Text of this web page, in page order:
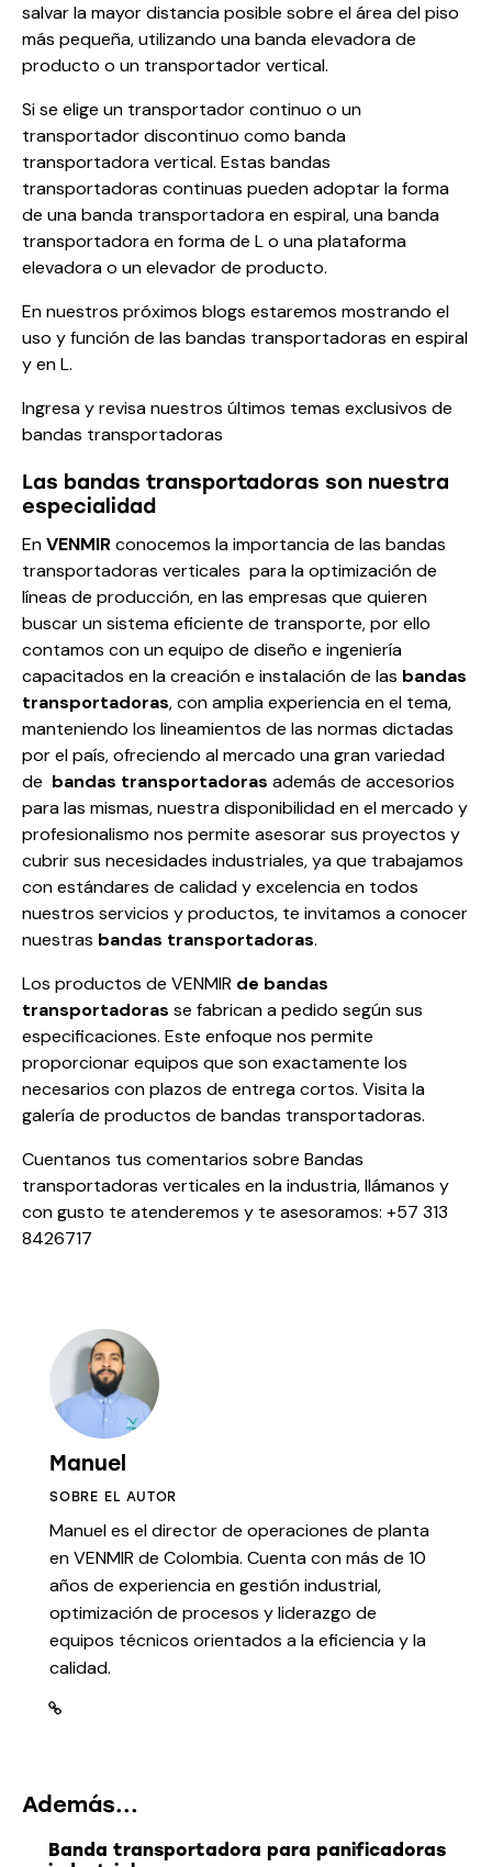
salvar la mayor distancia posible sobre el área del piso
más pequeña, utilizando una banda elevadora de
producto o un transportador vertical.
Si se elige un transportador continuo o un
transportador discontinuo como banda
transportadora vertical. Estas bandas
transportadoras continuas pueden adoptar la forma
de una banda transportadora en espiral, una banda
transportadora en forma de L o una plataforma
elevadora o un elevador de producto.
En nuestros próximos blogs estaremos mostrando el
uso y función de las bandas transportadoras en espiral
y en L.
Ingresa y revisa nuestros últimos temas exclusivos de
bandas transportadoras
Las bandas transportadoras son nuestra
especialidad
EnVENMIRconocemos la importancia de las bandas
transportadoras verticales para la optimización de
líneas de producción, en las empresas que quieren
buscar un sistema eficiente de transporte, por ello
contamos con un equipo de diseño e ingeniería
capacitados en la creación e instalación de las bandas
transportadoras, con amplia experiencia en el tema,
manteniendo los lineamientos de las normas dictadas
por el país, ofreciendo al mercado una gran variedad
de bandas transportadoras además de accesorios
para las mismas, nuestra disponibilidad en el mercado y
profesionalismo nos permite asesorar sus proyectos y
cubrir sus necesidades industriales, ya que trabajamos
con estándares de calidad y excelencia en todos
nuestros servicios y productos, te invitamos a conocer
nuestras bandas transportadoras.
Los productos de VENMIR de bandas
transportadoras se fabrican a pedido según sus
especificaciones. Este enfoque nos permite
proporcionar equipos que son exactamente los
necesarios con plazos de entrega cortos. Visita la
galería de productos de bandas transportadoras.
Cuentanos tus comentarios sobre Bandas
transportadoras verticales en la industria, llámanos y
con gusto te atenderemos y te asesoramos: +57 313
8426717
Manuel
SOBRE EL AUTOR
Manuel es el director de operaciones de planta
en VENMIR de Colombia. Cuenta con más de 10
años de experiencia en gestión industrial,
optimización de procesos y liderazgo de
equipos técnicos orientados a la eficiencia y la
calidad.
Además...
Banda transportadora para panificadoras